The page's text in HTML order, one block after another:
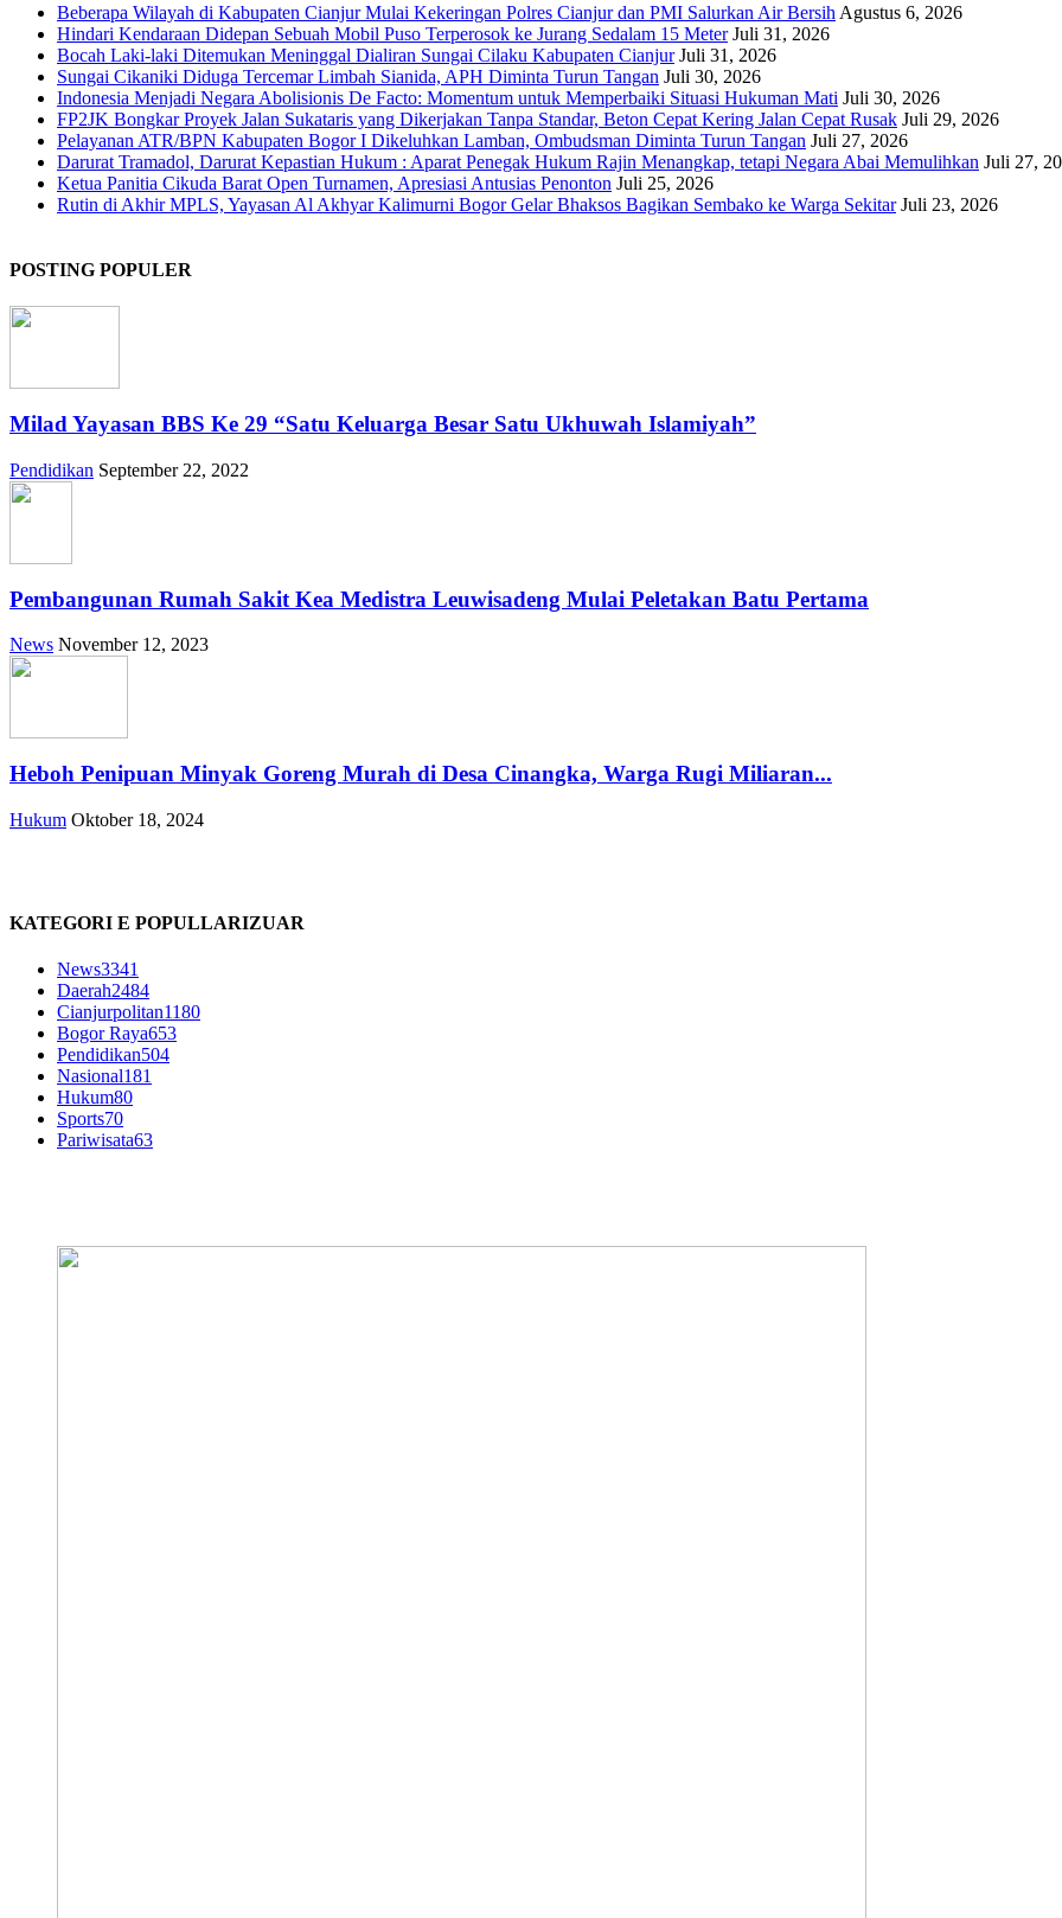
Beberapa Wilayah di Kabupaten Cianjur Mulai Kekeringan Polres Cianjur dan PMI Salurkan Air Bersih Agustus 6, 2026
Hindari Kendaraan Didepan Sebuah Mobil Puso Terperosok ke Jurang Sedalam 15 Meter Juli 31, 2026
Bocah Laki-laki Ditemukan Meninggal Dialiran Sungai Cilaku Kabupaten Cianjur Juli 31, 2026
Sungai Cikaniki Diduga Tercemar Limbah Sianida, APH Diminta Turun Tangan Juli 30, 2026
‎Indonesia Menjadi Negara Abolisionis De Facto: Momentum untuk Memperbaiki Situasi Hukuman Mati Juli 30, 2026
FP2JK Bongkar Proyek Jalan Sukataris yang Dikerjakan Tanpa Standar, Beton Cepat Kering Jalan Cepat Rusak Juli 29, 2026
Pelayanan ATR/BPN Kabupaten Bogor I Dikeluhkan Lamban, Ombudsman Diminta Turun Tangan Juli 27, 2026
Darurat Tramadol, Darurat Kepastian Hukum : Aparat Penegak Hukum Rajin Menangkap, tetapi Negara Abai Memulihkan Juli 27,
Ketua Panitia Cikuda Barat Open Turnamen, Apresiasi Antusias Penonton Juli 25, 2026
Rutin di Akhir MPLS, Yayasan Al Akhyar Kalimurni Bogor Gelar Bhaksos Bagikan Sembako ke Warga Sekitar Juli 23, 2026
POSTING POPULER
Milad Yayasan BBS Ke 29 “Satu Keluarga Besar Satu Ukhuwah Islamiyah”
Pendidikan September 22, 2022
Pembangunan Rumah Sakit Kea Medistra Leuwisadeng Mulai Peletakan Batu Pertama
News November 12, 2023
Heboh Penipuan Minyak Goreng Murah di Desa Cinangka, Warga Rugi Miliaran...
Hukum Oktober 18, 2024
KATEGORI E POPULLARIZUAR
News3341
Daerah2484
Cianjurpolitan1180
Bogor Raya653
Pendidikan504
Nasional181
Hukum80
Sports70
Pariwisata63